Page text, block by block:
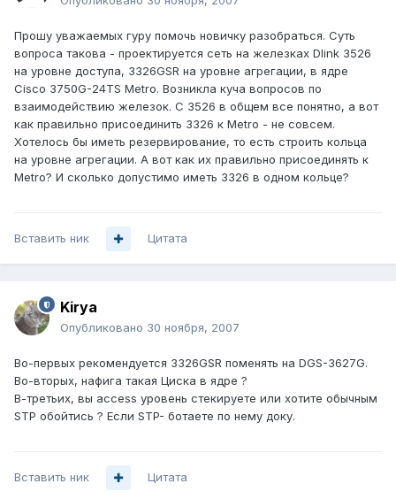
Прошу уважаемых гуру помочь новичку разобраться. Суть
вопроса такова - проектируется сеть на железках Dlink 3526
на уровне доступа, 3326GSR на уровне агрегации, в ядре
Cisco 3750G-24TS Metro. Возникла куча вопросов по
взаимодействию железок. С 3526 в общем все понятно, а вот
как правильно присоединить 3326 к Metro - не совсем.
Хотелось бы иметь резервирование, то есть строить кольца
на уровне агрегации. А вот как их правильно присоединять к
Metro? И сколько допустимо иметь 3326 в одном кольце?
Вставить ник Цитата
Kirya
Опубликовано 30 ноября, 2007
Во-первых рекомендуется 3326GSR поменять на DGS-3627G.
Во-вторых, нафига такая Циска в ядре ?
В-третьих, вы access уровень стекируете или хотите обычным
STP обойтись ? Если STP- ботаете по нему доку.
Вставить ник Цитата